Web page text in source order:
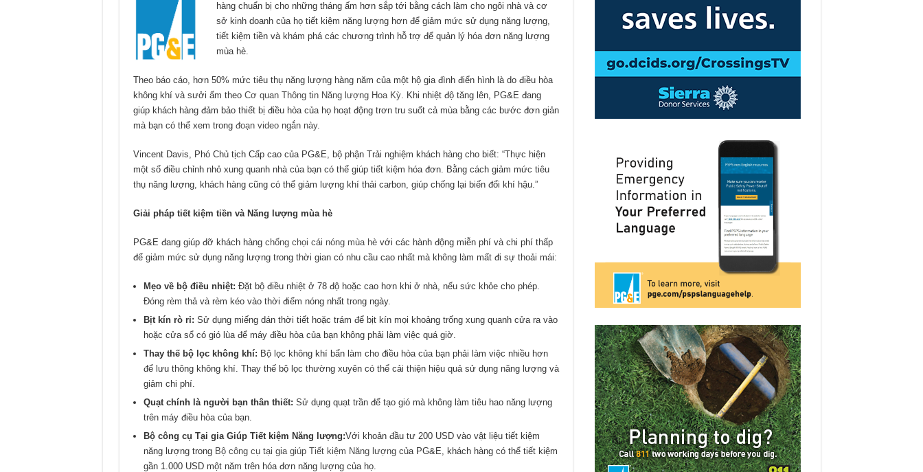
hàng chuẩn bị cho những tháng ấm hơn sắp tới bằng cách làm cho ngôi nhà và cơ
sở kinh doanh của họ tiết kiệm năng lượng hơn để giảm mức sử dụng năng lượng,
tiết kiệm tiền và khám phá các chương trình hỗ trợ để quản lý hóa đơn năng lượng
mùa hè.
Theo báo cáo, hơn 50% mức tiêu thụ năng lượng hàng năm của một hộ gia đình điển hình là do điều hòa
không khí và sưởi ấm theo Cơ quan Thông tin Năng lượng Hoa Kỳ. Khi nhiệt độ tăng lên, PG&E đang
giúp khách hàng đảm bảo thiết bị điều hòa của họ hoạt động trơn tru suốt cả mùa bằng các bước đơn giản
mà bạn có thể xem trong đoạn video ngắn này.
Vincent Davis, Phó Chủ tịch Cấp cao của PG&E, bộ phận Trải nghiệm khách hàng cho biết: “Thực hiện
một số điều chỉnh nhỏ xung quanh nhà của bạn có thể giúp tiết kiệm hóa đơn. Bằng cách giảm mức tiêu
thụ năng lượng, khách hàng cũng có thể giảm lượng khí thải carbon, giúp chống lại biến đổi khí hậu.”
Giải pháp tiết kiệm tiền và Năng lượng mùa hè
PG&E đang giúp đỡ khách hàng chống chọi cái nóng mùa hèvới các hành động miễn phí và chi phí thấp
để giảm mức sử dụng năng lượng trong thời gian có nhu cầu cao nhất mà không làm mất đi sự thoải mái:
Mẹo về bộ điều nhiệt: Đặt bộ điều nhiệt ở 78 độ hoặc cao hơn khi ở nhà, nếu sức khỏe cho phép.
Đóng rèm thả và rèm kéo vào thời điểm nóng nhất trong ngày.
Bịt kín rò rỉ: Sử dụng miếng dán thời tiết hoặc trám để bịt kín mọi khoảng trống xung quanh cửa ra vào
hoặc cửa sổ có gió lùa để máy điều hòa của bạn không phải làm việc quá giờ.
Thay thế bộ lọc không khí: Bộ lọc không khí bẩn làm cho điều hòa của bạn phải làm việc nhiều hơn
để lưu thông không khí. Thay thế bộ lọc thường xuyên có thể cải thiện hiệu quả sử dụng năng lượng và
giảm chi phí.
Quạt chính là người bạn thân thiết: Sử dụng quạt trần để tạo gió mà không làm tiêu hao năng lượng
trên máy điều hòa của bạn.
Bộ công cụ Tại gia Giúp Tiết kiệm Năng lượng:Với khoản đầu tư 200 USD vào vật liệu tiết kiệm
năng lượng trong Bộ công cụ tại gia giúp Tiết kiệm Năng lượngcủa PG&E, khách hàng có thể tiết kiệm
gần 1.000 USD một năm trên hóa đơn năng lượng của họ.